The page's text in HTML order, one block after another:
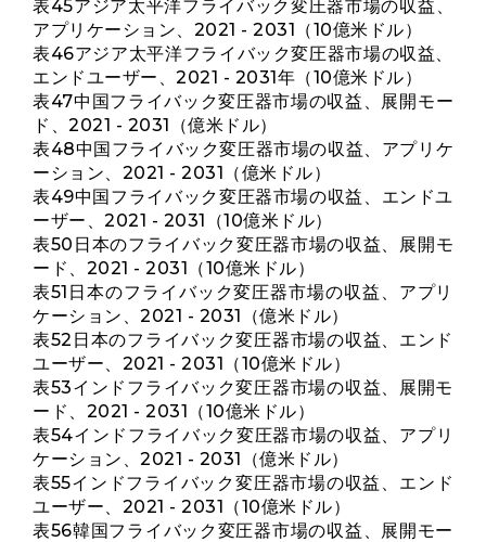
表45アジア太平洋フライバック変圧器市場の収益、
アプリケーション、2021 - 2031（10億米ドル）
表46アジア太平洋フライバック変圧器市場の収益、
エンドユーザー、2021 - 2031年（10億米ドル）
表47中国フライバック変圧器市場の収益、展開モー
ド、2021 - 2031（億米ドル）
表48中国フライバック変圧器市場の収益、アプリケ
ーション、2021 - 2031（億米ドル）
表49中国フライバック変圧器市場の収益、エンドユ
ーザー、2021 - 2031（10億米ドル）
表50日本のフライバック変圧器市場の収益、展開モ
ード、2021 - 2031（10億米ドル）
表51日本のフライバック変圧器市場の収益、アプリ
ケーション、2021 - 2031（億米ドル）
表52日本のフライバック変圧器市場の収益、エンド
ユーザー、2021 - 2031（10億米ドル）
表53インドフライバック変圧器市場の収益、展開モ
ード、2021 - 2031（10億米ドル）
表54インドフライバック変圧器市場の収益、アプリ
ケーション、2021 - 2031（億米ドル）
表55インドフライバック変圧器市場の収益、エンド
ユーザー、2021 - 2031（10億米ドル）
表56韓国フライバック変圧器市場の収益、展開モー